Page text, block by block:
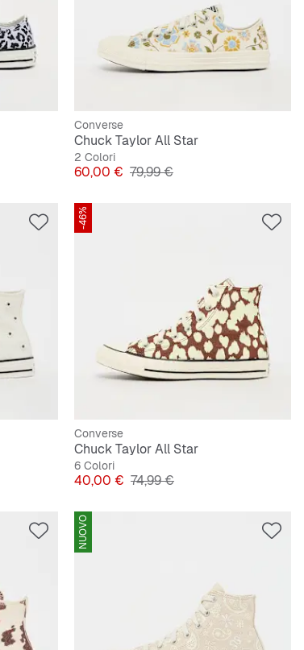
Converse
Chuck Taylor All Star
2 Colori
Prezzo
60,00 € Prezzo originale
79,99 €
-46%
Converse
Chuck Taylor All Star
6 Colori
Prezzo
40,00 € Prezzo originale
74,99 €
NUOVO